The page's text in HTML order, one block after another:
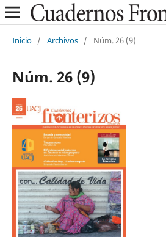
Inicio / Archivos / Núm. 26 (9)
Núm. 26 (9)